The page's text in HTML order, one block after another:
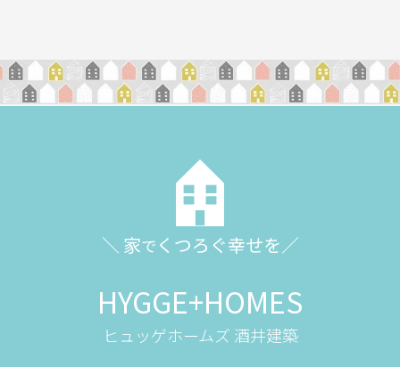
＼ 家で くつろぐ幸せを／
HYGGE+HOMES
ヒュッゲホームズ 酒井建築